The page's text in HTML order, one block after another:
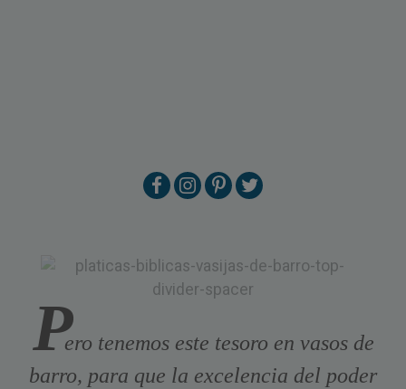
Pero tenemos este tesoro en vasos de
barro, para que la excelencia del poder